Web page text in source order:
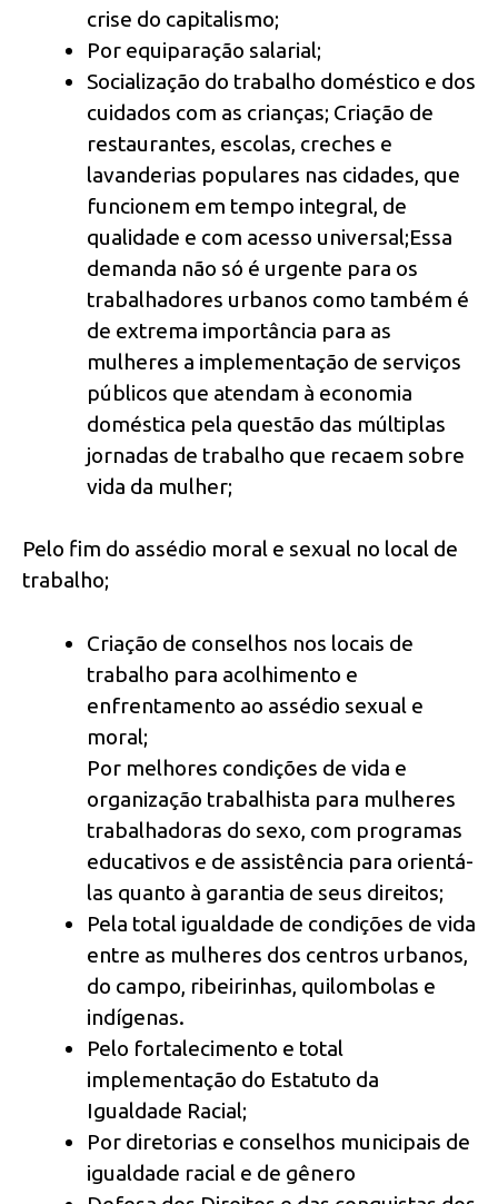
crise do capitalismo;
Por equiparação salarial;
Socialização do trabalho doméstico e dos
cuidados com as crianças; Criação de
restaurantes, escolas, creches e
lavanderias populares nas cidades, que
funcionem em tempo integral, de
qualidade e com acesso universal;Essa
demanda não só é urgente para os
trabalhadores urbanos como também é
de extrema importância para as
mulheres a implementação de serviços
públicos que atendam à economia
doméstica pela questão das múltiplas
jornadas de trabalho que recaem sobre
vida da mulher;
Pelo fim do assédio moral e sexual no local de
trabalho;
Criação de conselhos nos locais de
trabalho para acolhimento e
enfrentamento ao assédio sexual e
moral;
Por melhores condições de vida e
organização trabalhista para mulheres
trabalhadoras do sexo, com programas
educativos e de assistência para orientá-
las quanto à garantia de seus direitos;
Pela total igualdade de condições de vida
entre as mulheres dos centros urbanos,
do campo, ribeirinhas, quilombolas e
indígenas.
Pelo fortalecimento e total
implementação do Estatuto da
Igualdade Racial;
Por diretorias e conselhos municipais de
igualdade racial e de gênero